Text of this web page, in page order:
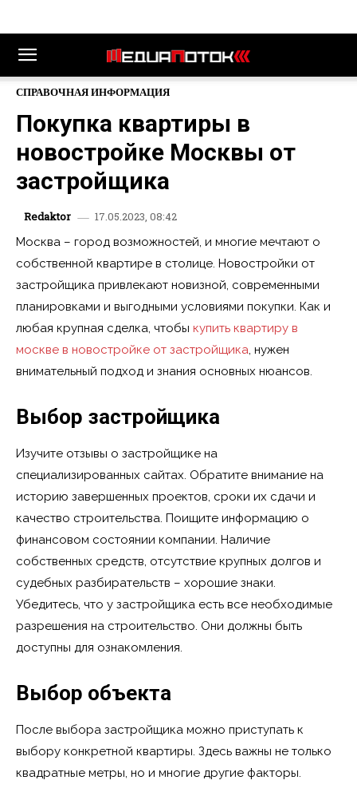
СПРАВОЧНАЯ ИНФОРМАЦИЯ
Покупка квартиры в
новостройке Москвы от
застройщика
Redaktor
17.05.2023, 08:42
Москва – город возможностей, и многие мечтают о
собственной квартире в столице. Новостройки от
застройщика привлекают новизной, современными
планировками и выгодными условиями покупки. Как и
любая крупная сделка, чтобы купить квартиру в
москве в новостройке от застройщика, нужен
внимательный подход и знания основных нюансов.
Выбор застройщика
Изучите отзывы о застройщике на
специализированных сайтах. Обратите внимание на
историю завершенных проектов, сроки их сдачи и
качество строительства. Поищите информацию о
финансовом состоянии компании. Наличие
собственных средств, отсутствие крупных долгов и
судебных разбирательств – хорошие знаки.
Убедитесь, что у застройщика есть все необходимые
разрешения на строительство. Они должны быть
доступны для ознакомления.
Выбор объекта
После выбора застройщика можно приступать к
выбору конкретной квартиры. Здесь важны не только
квадратные метры, но и многие другие факторы.